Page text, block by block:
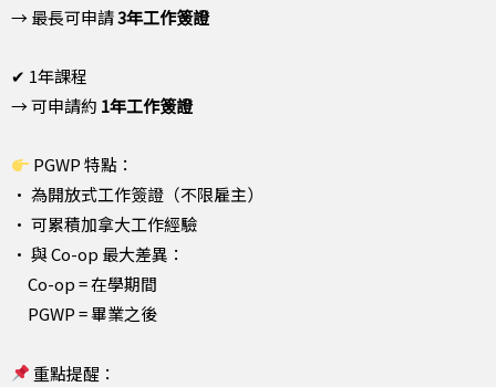
→ 最長可申請3年工作簽證
✔ 1年課程
→ 可申請約 1年工作簽證
PGWP 特點：
• 為開放式工作簽證（不限雇主）
• 可累積加拿大工作經驗
• 與 Co-op 最大差異：
Co-op = 在學期間
PGWP = 畢業之後
重點提醒：